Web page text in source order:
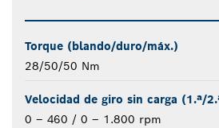
Torque (blando/duro/máx.)
28/50/50 Nm
Velocidad de giro sin carga (1.ª/
0 – 460 / 0 – 1.800 rpm